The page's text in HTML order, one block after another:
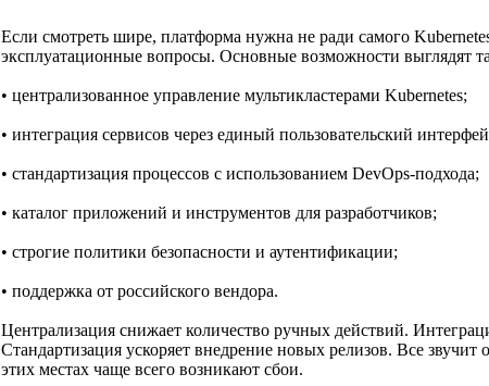
Если смотреть шире, платформа нужна не ради самого
эксплуатационные вопросы. Основные возможности выглядят
• централизованное управление мультикластерами Kubernetes;
• интеграция сервисов через единый пользовательский
• стандартизация процессов с использованием DevOps-подхода;
• каталог приложений и инструментов для разработчиков;
• строгие политики безопасности и аутентификации;
• поддержка от российского вендора.
Централизация снижает количество ручных действий.
Стандартизация ускоряет внедрение новых релизов. Все
этих местах чаще всего возникают сбои.